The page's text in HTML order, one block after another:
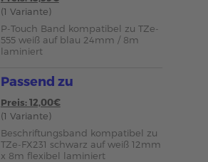
(1 Variante)
P-Touch Band kompatibel zu TZe-
555 weiß auf blau 24mm / 8m
laminiert
Passend zu
Preis: 12,00€
(1 Variante)
Beschriftungsband kompatibel zu
TZe-FX231 schwarz auf weiß 12mm
x 8m flexibel laminiert